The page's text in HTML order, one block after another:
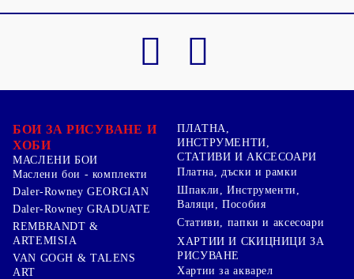
БОИ ЗА РИСУВАНЕ И
ХОБИ
МАСЛЕНИ БОИ
Маслени бои - комплекти
Daler-Rowney GEORGIAN
Daler-Rowney GRADUATE
REMBRANDT &
ARTEMISIA
VAN GOGH & TALENS
ART
ПЛАТНА,
ИНСТРУМЕНТИ,
СТАТИВИ И АКСЕСОАРИ
Платна, дъски и рамки
Шпакли, Инструменти,
Валяци, Пособия
Стативи, папки и аксесоари
ХАРТИИ И СКИЦНИЦИ ЗА
РИСУВАНЕ
Хартии за акварел